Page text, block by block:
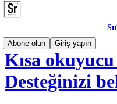
Abone olun
Giriş yapın
Kısa
Desteğinizi